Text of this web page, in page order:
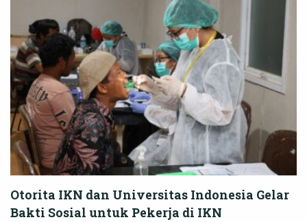
Otorita IKN dan Universitas Indonesia Gelar
Bakti Sosial untuk Pekerja di IKN